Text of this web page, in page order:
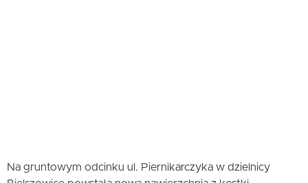
Na gruntowym odcinku ul. Piernikarczyka w dzielnicy